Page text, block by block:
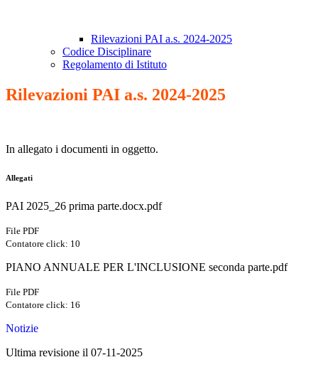
Rilevazioni PAI a.s. 2024-2025
Codice Disciplinare
Regolamento di Istituto
Rilevazioni PAI a.s. 2024-2025
In allegato i documenti in oggetto.
Allegati
PAI 2025_26 prima parte.docx.pdf
File PDF
Contatore click: 10
PIANO ANNUALE PER L'INCLUSIONE seconda parte.pdf
File PDF
Contatore click: 16
Notizie
Ultima revisione il 07-11-2025